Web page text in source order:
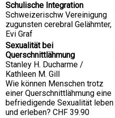
Schulische Integration
Schweizerischw Vereinigung
zugunsten cerebral Gelähmter,
Evi Graf
Sexualität bei
Querschnittlähmung
Stanley H. Ducharme /
Kathleen M. Gill
Wie können Menschen trotz
einer Querschnittlähmung eine
befriedigende Sexualität leben
und erleben? CHF 39.90